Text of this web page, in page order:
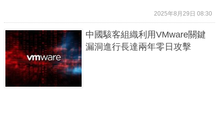
2025年8月29日 08:30
中國駭客組織利用VMware關鍵
漏洞進行長達兩年零日攻擊